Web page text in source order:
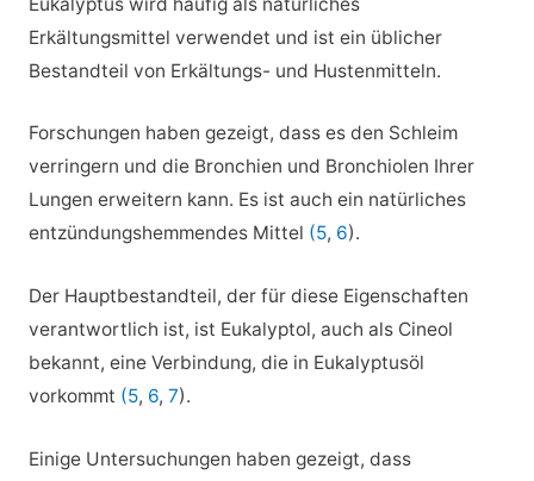
Erkältungsmittel verwendet und ist ein üblicher
Bestandteil von Erkältungs- und Hustenmitteln.
Forschungen haben gezeigt, dass es den Schleim
verringern und die Bronchien und Bronchiolen Ihrer
Lungen erweitern kann. Es ist auch ein natürliches
entzündungshemmendes Mittel (5, 6).
Der Hauptbestandteil, der für diese Eigenschaften
verantwortlich ist, ist Eukalyptol, auch als Cineol
bekannt, eine Verbindung, die in Eukalyptusöl
vorkommt (5, 6, 7).
Einige Untersuchungen haben gezeigt, dass